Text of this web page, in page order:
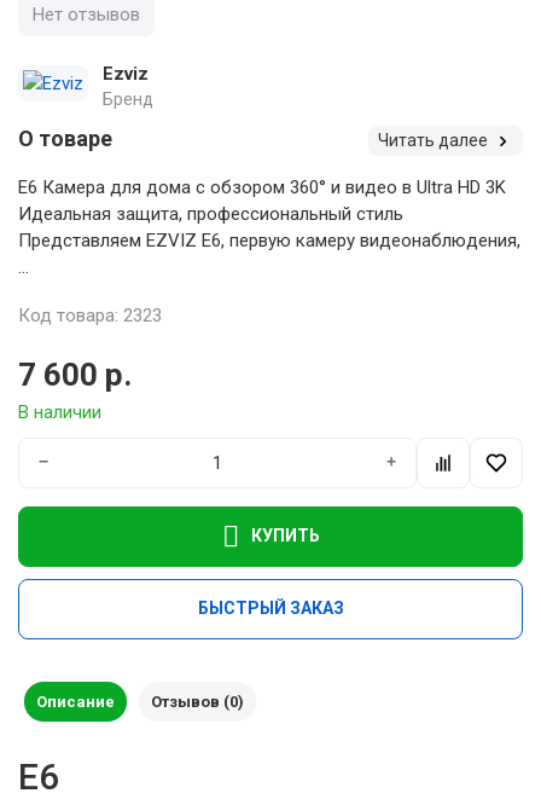
Нет отзывов
Ezviz
Бренд
О товаре Читать далее
E6 Камера для дома с обзором 360° и видео в Ultra HD 3K
Идеальная защита, профессиональный стиль
Представляем EZVIZ E6, первую камеру видеонаблюдения,
Код товара: 2323
7 600 р.
В наличии
− +
КУПИТЬ
БЫСТРЫЙ ЗАКАЗ
Описание Отзывов (0)
E6